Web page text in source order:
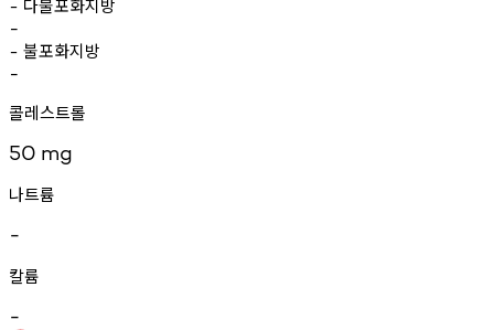
- 다불포화지방
-
- 불포화지방
-
콜레스트롤
50 mg
나트륨
-
칼륨
-